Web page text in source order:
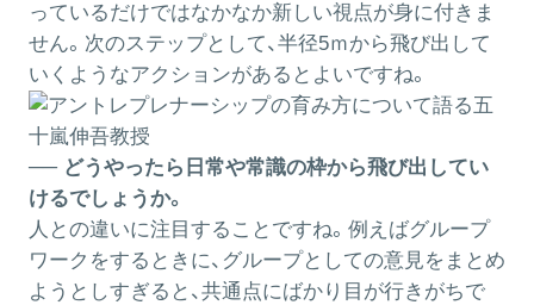
っているだけではなかなか新しい視点が身に付きま
せん。次のステップとして、半径5ｍから飛び出して
いくようなアクションがあるとよいですね。
── どうやったら日常や常識の枠から飛び出してい
けるでしょうか。
人との違いに注目することですね。例えばグループ
ワークをするときに、グループとしての意見をまとめ
ようとしすぎると、共通点にばかり目が行きがちで